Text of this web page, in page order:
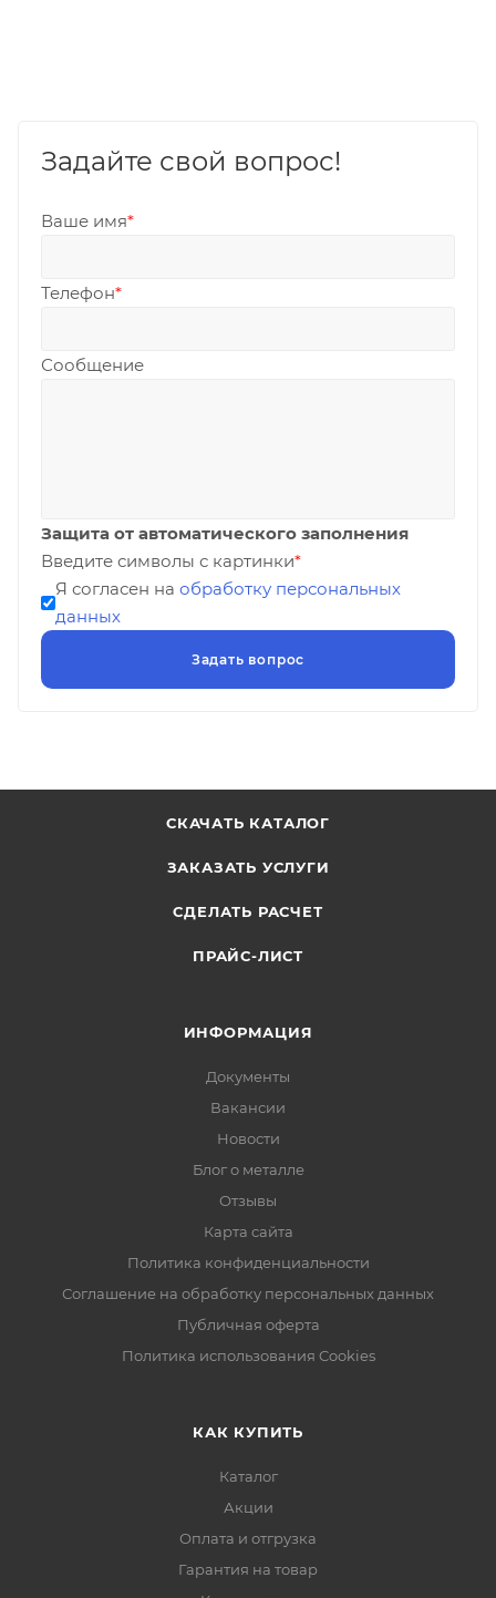
Задайте свой вопрос!
Ваше имя*
Телефон*
Сообщение
Защита от автоматического заполнения
Введите символы с картинки*
Я согласен на обработку персональных
данных
СКАЧАТЬ КАТАЛОГ
ЗАКАЗАТЬ УСЛУГИ
СДЕЛАТЬ РАСЧЕТ
ПРАЙС-ЛИСТ
ИНФОРМАЦИЯ
Документы
Вакансии
Новости
Блог о металле
Отзывы
Карта сайта
Политика конфиденциальности
Соглашение на обработку персональных данных
Публичная оферта
Политика использования Cookies
КАК КУПИТЬ
Каталог
Акции
Оплата и отгрузка
Гарантия на товар